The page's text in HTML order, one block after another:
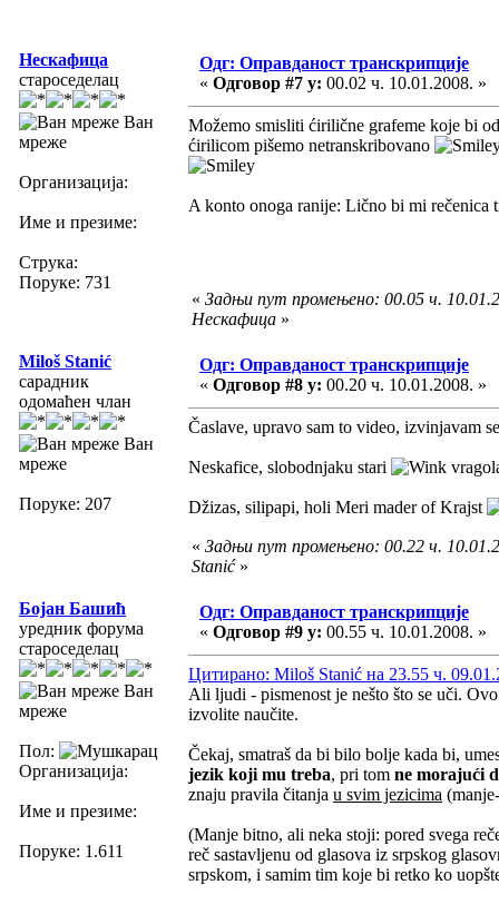
Нескафица
староседелац
Ван
мреже
Организација:
Име и презиме:
Струка:
Поруке: 731
Одг: Оправданост транскрипције
« Одговор #7 у: 00.02 ч. 10.01.2008. »
Možemo smisliti ćirilične grafeme koje bi
ćirilicom pišemo netranskribovano
A konto onoga ranije: Lično bi mi rečenica
« Задњи пут промењено: 00.05 ч.
Нескафица »
Miloš Stanić
сарадник
одомаћен члан
Ван
мреже
Поруке: 207
Одг: Оправданост транскрипције
« Одговор #8 у: 00.20 ч. 10.01.2008. »
Časlave, upravo sam to video, izvinjavam
Neskafice, slobodnjaku stari
Džizas, silipapi, holi Meri mader of Krajst
« Задњи пут промењено: 00.22 ч.
Stanić»
Бојан Башић
уредник форума
староседелац
Ван
мреже
Пол:
Организација:
Име и презиме:
Поруке: 1.611
Одг: Оправданост транскрипције
« Одговор #9 у: 00.55 ч. 10.01.2008. »
Цитирано: Miloš Stanić на 23.55 ч.
Ali ljudi - pismenost je nešto što se uči.
izvolite naučite.
Čekaj, smatraš da bi bilo bolje kada bi,
jezik koji mu treba, pri tom ne morajući
znaju pravila čitanja u svim jezicima
(Manje bitno, ali neka stoji: pored svega
reč sastavljenu od glasova iz srpskog
srpskom, i samim tim koje bi retko ko